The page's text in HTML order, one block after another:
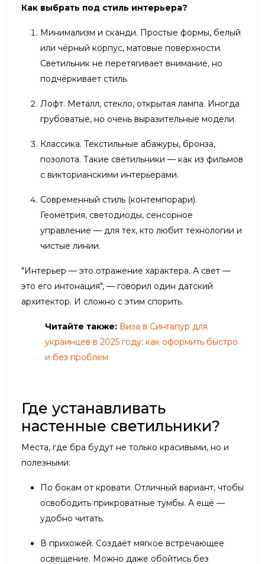
Как выбрать под стиль интерьера?
Минимализм и сканди. Простые формы, белый
или чёрный корпус, матовые поверхности.
Светильник не перетягивает внимание, но
подчёркивает стиль.
Лофт. Металл, стекло, открытая лампа. Иногда
грубоватые, но очень выразительные модели.
Классика. Текстильные абажуры, бронза,
позолота. Такие светильники — как из фильмов
с викторианскими интерьерами.
Современный стиль (контемпорари).
Геометрия, светодиоды, сенсорное
управление — для тех, кто любит технологии и
чистые линии.
"Интерьер — это отражение характера. А свет —
это его интонация", — говорил один датский
архитектор. И сложно с этим спорить.
Читайте также: Виза в Сингапур для
украинцев в 2025 году: как оформить быстро
и без проблем
Где устанавливать
настенные светильники?
Места, где бра будут не только красивыми, но и
полезными:
По бокам от кровати. Отличный вариант, чтобы
освободить прикроватные тумбы. А ещё —
удобно читать.
В прихожей. Создаёт мягкое встречающее
освещение. Можно даже обойтись без